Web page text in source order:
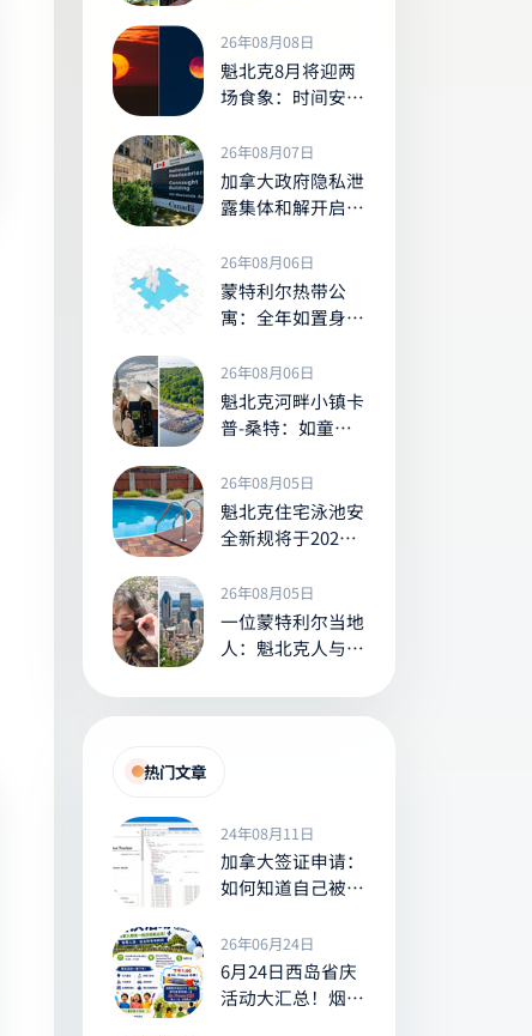
庭院、暖灯与锦鲤
池
26年08月08日
魁北克8月将迎两
场食象：时间安排
26年08月07日
加拿大政府隐私泄
露集体和解开启索
可获5,280加元
26年08月06日
蒙特利尔热带公
寓：全年如置身室
Tropiques Nord
26年08月06日
魁北克河畔小镇卡
普-桑特：如童话
26年08月05日
魁北克住宅泳池安
全新规将于2027
或面临最高1000
加元罚款
26年08月05日
一位蒙特利尔当地
人：魁北克人与其
显著差异
热门文章
24年08月11日
加拿大签证申请：
如何知道自己被安
26年06月24日
6月24日西岛省庆
活动大汇总！烟